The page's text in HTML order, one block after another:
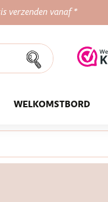
verzenden vanaf *
WELKOMSTBORD